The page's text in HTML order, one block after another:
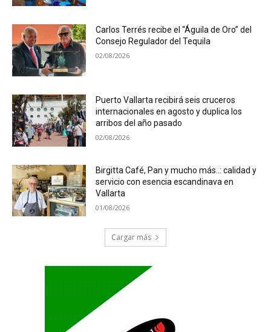
Carlos Terrés recibe el “Águila de Oro” del
Consejo Regulador del Tequila
02/08/2026
Puerto Vallarta recibirá seis cruceros
internacionales en agosto y duplica los
arribos del año pasado
02/08/2026
Birgitta Café, Pan y mucho más..: calidad y
servicio con esencia escandinava en
Vallarta
01/08/2026
Cargar más